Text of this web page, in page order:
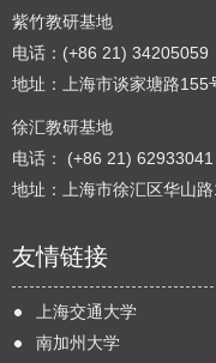
紫竹教研基地
电话：(+86 21) 34205059
地址：上海市谈家塘路155
徐汇教研基地
电话： (+86 21) 62933041
地址：上海市徐汇区华山
友情链接
上海交通大学
南加州大学